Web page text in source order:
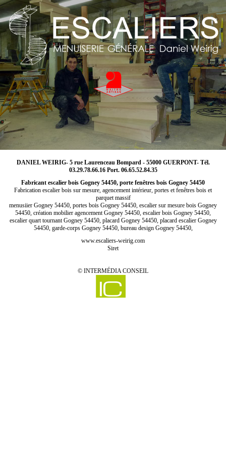
DANIEL WEIRIG- 5 rue Laurenceau Bompard - 55000 GUERPONT- Tél.
03.29.78.66.16 Port. 06.65.52.84.35
Fabricant escalier bois Gogney 54450, porte fenêtres bois Gogney 54450
Fabrication escalier bois sur mesure, agencement intérieur, portes et fenêtres bois et
parquet massif
menusiier Gogney 54450, portes bois Gogney 54450, escalier sur mesure bois Gogney
54450, création mobilier agencement Gogney 54450, escalier bois Gogney 54450,
escalier quart tournant Gogney 54450, placard Gogney 54450, placard escalier Gogney
54450, garde-corps Gogney 54450, bureau design Gogney 54450,
www.escaliers-weirig.com
Siret
© INTERMÉDIA CONSEIL